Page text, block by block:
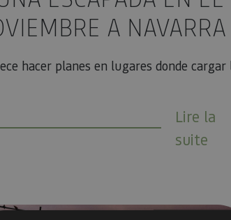
A NAVARRA
hacer planes en lugares donde cargar
Lire la
suite
de Compostelle en Navarre